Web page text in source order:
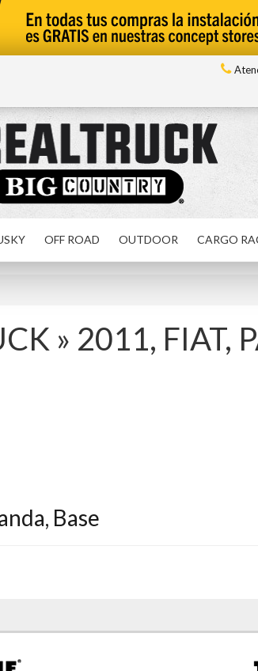
OFF ROAD OUTDOOR CARGO
» 2011, FIAT,
, Base